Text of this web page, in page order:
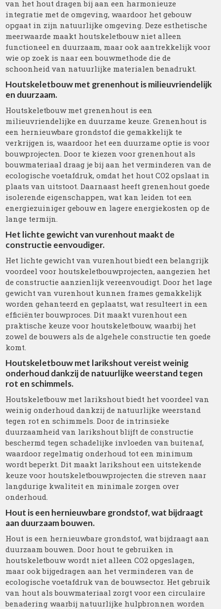
van het hout dragen bij aan een harmonieuze
integratie met de omgeving, waardoor het gebouw
opgaat in zijn natuurlijke omgeving. Deze esthetische
meerwaarde maakt houtskeletbouw niet alleen
functioneel en duurzaam, maar ook aantrekkelijk voor
wie op zoek is naar een bouwmethode die de
schoonheid van natuurlijke materialen benadrukt.
Houtskeletbouw met grenenhout is milieuvriendelijk
en duurzaam.
Houtskeletbouw met grenenhout is een
milieuvriendelijke en duurzame keuze. Grenenhout is
een hernieuwbare grondstof die gemakkelijk te
verkrijgen is, waardoor het een duurzame optie is voor
bouwprojecten. Door te kiezen voor grenenhout als
bouwmateriaal draag je bij aan het verminderen van de
ecologische voetafdruk, omdat het hout CO2 opslaat in
plaats van uitstoot. Daarnaast heeft grenenhout goede
isolerende eigenschappen, wat kan leiden tot een
energiezuiniger gebouw en lagere energiekosten op de
lange termijn.
Het lichte gewicht van vurenhout maakt de
constructie eenvoudiger.
Het lichte gewicht van vurenhout biedt een belangrijk
voordeel voor houtskeletbouwprojecten, aangezien het
de constructie aanzienlijk vereenvoudigt. Door het lage
gewicht van vurenhout kunnen frames gemakkelijk
worden gehanteerd en geplaatst, wat resulteert in een
efficiënter bouwproces. Dit maakt vurenhout een
praktische keuze voor houtskeletbouw, waarbij het
zowel de bouwers als de algehele constructie ten goede
komt.
Houtskeletbouw met larikshout vereist weinig
onderhoud dankzij de natuurlijke weerstand tegen
rot en schimmels.
Houtskeletbouw met larikshout biedt het voordeel van
weinig onderhoud dankzij de natuurlijke weerstand
tegen rot en schimmels. Door de intrinsieke
duurzaamheid van larikshout blijft de constructie
beschermd tegen schadelijke invloeden van buitenaf,
waardoor regelmatig onderhoud tot een minimum
wordt beperkt. Dit maakt larikshout een uitstekende
keuze voor houtskeletbouwprojecten die streven naar
langdurige kwaliteit en minimale zorgen over
onderhoud.
Hout is een hernieuwbare grondstof, wat bijdraagt
aan duurzaam bouwen.
Hout is een hernieuwbare grondstof, wat bijdraagt aan
duurzaam bouwen. Door hout te gebruiken in
houtskeletbouw wordt niet alleen CO2 opgeslagen,
maar ook bijgedragen aan het verminderen van de
ecologische voetafdruk van de bouwsector. Het gebruik
van hout als bouwmateriaal zorgt voor een circulaire
benadering waarbij natuurlijke hulpbronnen worden